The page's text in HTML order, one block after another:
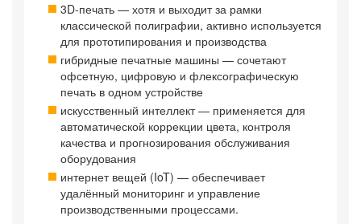
3D-печать — хотя и выходит за рамки
классической полиграфии, активно используется
для прототипирования и производства
гибридные печатные машины — сочетают
офсетную, цифровую и флексографическую
печать в одном устройстве
искусственный интеллект — применяется для
автоматической коррекции цвета, контроля
качества и прогнозирования обслуживания
оборудования
интернет вещей (IoT) — обеспечивает
удалённый мониторинг и управление
производственными процессами.